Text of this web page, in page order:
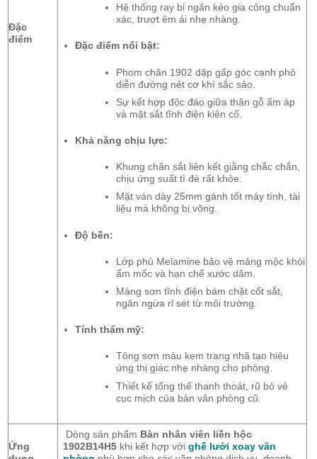
Đặc
điểm
Hệ thống ray bi ngăn kéo gia công chuẩn
xác, trượt êm ái nhẹ nhàng.
Đặc điểm nổi bật:
Phom chân 1902 dập gấp góc cạnh phô
diễn đường nét cơ khí sắc sảo.
Sự kết hợp độc đáo giữa thân gỗ ấm áp
và mặt sắt tĩnh điện kiên cố.
Khả năng chịu lực:
Khung chân sắt liên kết giằng chắc chắn,
chịu ứng suất tì đè rất khỏe.
Mặt ván dày 25mm gánh tốt máy tính, tài
liệu mà không bị võng.
Độ bền:
Lớp phủ Melamine bảo vệ mảng mộc khỏi
ẩm mốc và hạn chế xước dăm.
Màng sơn tĩnh điện bám chặt cốt sắt,
ngăn ngừa rỉ sét từ môi trường.
Tính thẩm mỹ:
Tông sơn màu kem trang nhã tạo hiệu
ứng thị giác nhẹ nhàng cho phòng.
Thiết kế tổng thể thanh thoát, rũ bỏ vẻ
cục mịch của bàn văn phòng cũ.
Ứng
Dòng sản phẩm Bàn nhân viên liền hộc
1902B14H5 khi kết hợp với ghế lưới xoay văn